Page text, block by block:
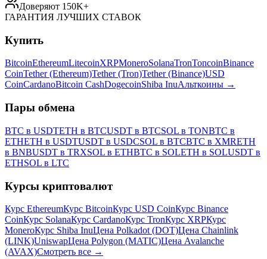
Доверяют 150K+
ГАРАНТИЯ ЛУЧШИХ СТАВОК
Купить
BitcoinEthereumLitecoinXRPMoneroSolanaTronToncoinBinance
CoinTether (Ethereum)Tether (Tron)Tether (Binance)USD
CoinCardanoBitcoin CashDogecoinShiba InuАльткоины →
Пары обмена
BTC в USDTETH в BTCUSDT в BTCSOL в TONBTC в
ETHETH в USDTUSDT в USDCSOL в BTCBTC в XMRETH
в BNBUSDT в TRXSOL в ETHBTC в SOLETH в SOLUSDT в
ETHSOL в LTC
Курсы криптовалют
Курс EthereumКурс BitcoinКурс USD CoinКурс Binance
CoinКурс SolanaКурс CardanoКурс TronКурс XRPКурс
MoneroКурс Shiba InuЦена Polkadot (DOT)Цена Chainlink
(LINK)UniswapЦена Polygon (MATIC)Цена Avalanche
(AVAX)Смотреть все →